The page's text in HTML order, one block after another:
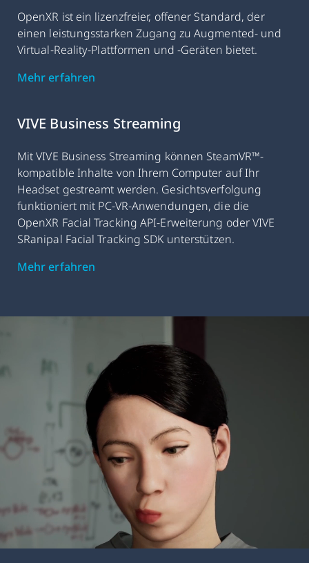
OpenXR ist ein lizenzfreier, offener Standard, der
einen leistungsstarken Zugang zu Augmented- und
Virtual-Reality-Plattformen und -Geräten bietet.
Mehr erfahren
VIVE Business Streaming
Mit VIVE Business Streaming können SteamVR™-
kompatible Inhalte von Ihrem Computer auf Ihr
Headset gestreamt werden. Gesichtsverfolgung
funktioniert mit PC-VR-Anwendungen, die die
OpenXR Facial Tracking API-Erweiterung oder VIVE
SRanipal Facial Tracking SDK unterstützen.
Mehr erfahren